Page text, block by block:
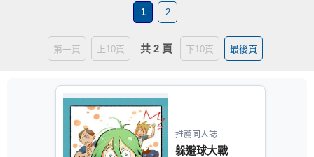
1 2
第一頁 上10頁 共 2 頁 下10頁 最後頁
推薦同人誌
躲避球大戰